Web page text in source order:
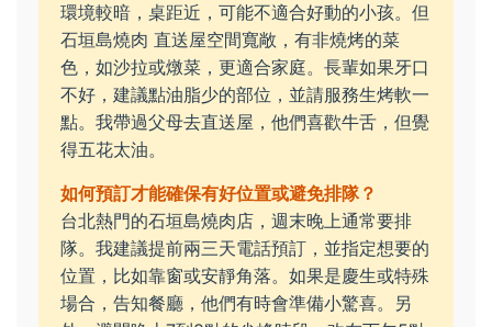
環境較暗，桌距近，可能不適合好動的小孩。但
石垣島燒肉 直送屋空間寬敞，有非燒烤的菜
色，如沙拉或燉菜，更適合家庭。長輩如果牙口
不好，建議點油脂少的部位，並請服務生烤軟一
點。我帶過父母去直送屋，他們喜歡牛舌，但覺
得五花太油。
如何預訂才能確保有好位置或避免排隊？
台北熱門的石垣島燒肉店，週末晚上通常要排
隊。我建議提前兩三天電話預訂，並指定想要的
位置，比如靠窗或安靜角落。如果是慶生或特殊
場合，告知餐廳，他們有時會準備小驚喜。另